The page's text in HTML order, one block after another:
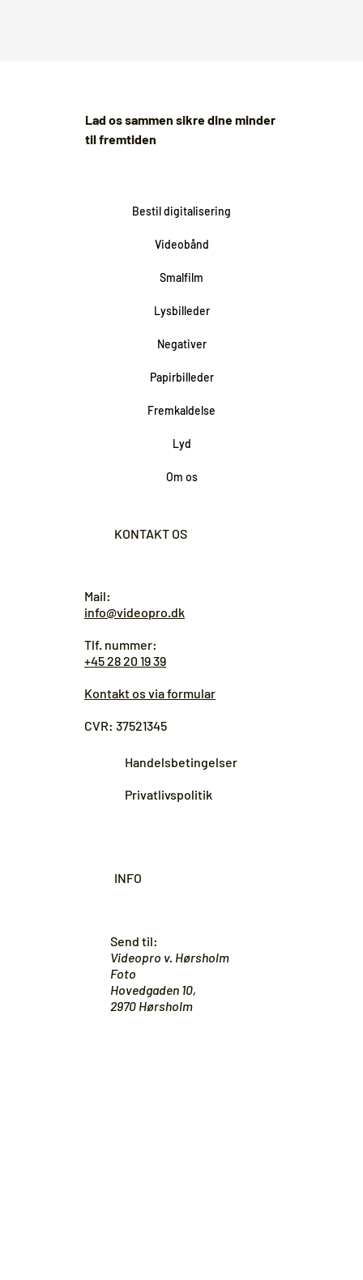
Lad os sammen sikre dine minder
til fremtiden
Bestil digitalisering
Videobånd
Smalfilm
Lysbilleder
Negativer
Papirbilleder
Fremkaldelse
Lyd
Om os
KONTAKT OS
Mail:
info@videopro.dk
Tlf. nummer:
+45 28 20 19 39
Kontakt os via formular
CVR: 37521345
Handelsbetingelser
Privatlivspolitik
INFO
Send til:
Videopro v. Hørsholm
Foto
Hovedgaden 10,
2970 Hørsholm